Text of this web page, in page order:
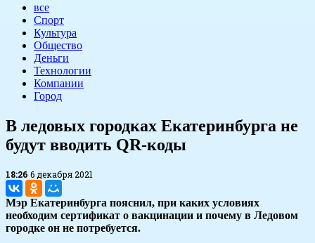
все
Спорт
Культура
Общество
Деньги
Технологии
Компании
Город
​В ледовых городках Екатеринбурга не
будут вводить QR-коды
18:26 6 декабря 2021
Мэр Екатеринбурга пояснил, при каких условиях
необходим сертификат о вакцинации и почему в Ледовом
городке он не потребуется.